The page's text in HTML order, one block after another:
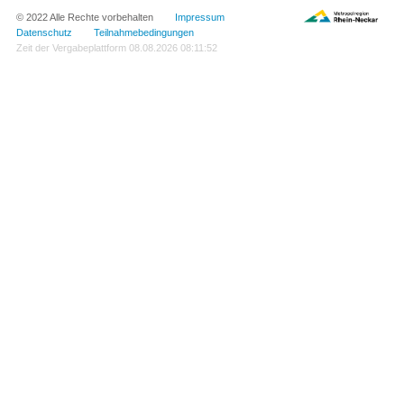
© 2022 Alle Rechte vorbehalten Impressum
Datenschutz
Teilnahmebedingungen
Zeit der Vergabeplattform 08.08.2026 08:11:52